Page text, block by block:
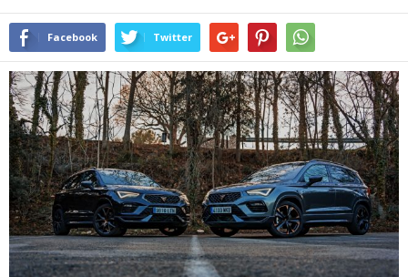
Facebook Twitter